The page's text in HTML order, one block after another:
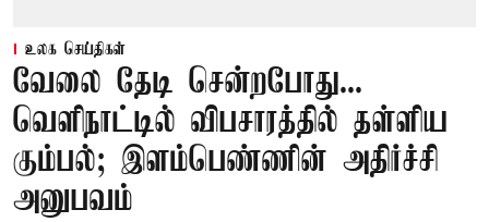
உலக செய்திகள்
வேலை தேடி சென்றபோது...
வெளிநாட்டில் விபசாரத்தில் தள்ளிய
கும்பல்; இளம்பெண்ணின் அதிர்ச்சி
அனுபவம்